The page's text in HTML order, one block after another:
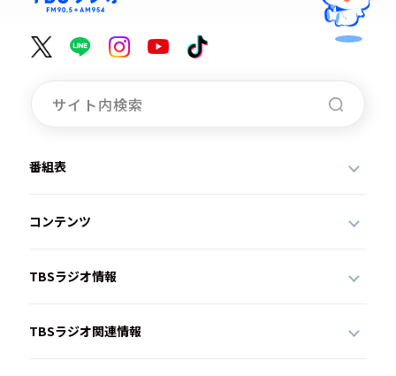
番組表
コンテンツ
TBSラジオ情報
TBSラジオ関連情報